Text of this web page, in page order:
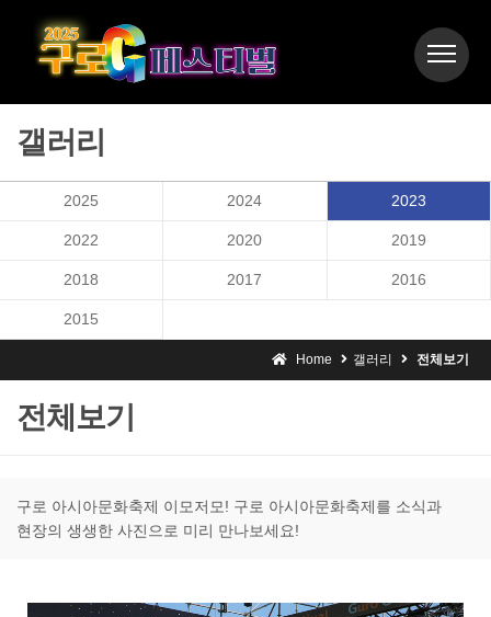
갤러리
2025 2024 2023
2022 2020 2019
2018 2017 2016
2015
Home 갤러리 전체보기
전체보기
구로 아시아문화축제 이모저모! 구로 아시아문화축제를 소식과
현장의 생생한 사진으로 미리 만나보세요!